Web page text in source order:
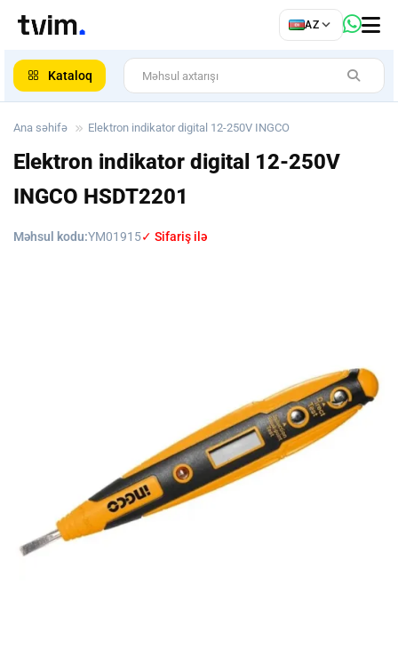
AZ
Kataloq
Ana səhifə Elektron indikator digital 12-250V INGCO
Elektron indikator digital 12-250V
INGCO HSDT2201
Məhsul kodu:YM01915✓ Sifariş ilə